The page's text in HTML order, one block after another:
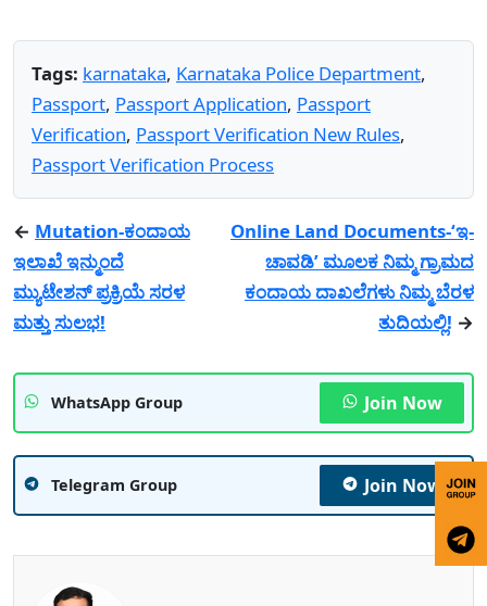
Tags: karnataka, Karnataka Police Department,
Passport, Passport Application, Passport
Verification, Passport Verification New Rules,
Passport Verification Process
← Mutation-ಕಂದಾಯ
ಇಲಾಖೆ ಇನ್ಮುಂದೆ
ಮ್ಯುಟೇಶನ್ ಪ್ರಕ್ರಿಯೆ ಸರಳ
ಮತ್ತು ಸುಲಭ!
Online Land Documents-‘ಇ-
ಚಾವಡಿ’ ಮೂಲಕ ನಿಮ್ಮ ಗ್ರಾಮದ
ಕಂದಾಯ ದಾಖಲೆಗಳು ನಿಮ್ಮ ಬೆರಳ
ತುದಿಯಲ್ಲಿ! →
WhatsApp Group Join Now
Telegram Group Join Now